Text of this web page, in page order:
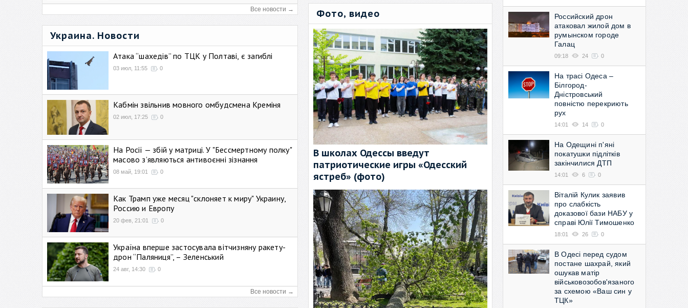
Все новости →
Украина. Новости
Атака “шахедів” по ТЦК у Полтаві, є загиблі
03 июл, 11:55 0
Кабмін звільнив мовного омбудсмена Креміня
02 июл, 17:25 0
На Росії — збій у матриці. У "Бессмертному полку"
масово зʼявляються антивоєнні зізнання
08 май, 19:01 0
Как Трамп уже месяц "склоняет к миру" Украину,
Россию и Европу
20 фев, 21:01 0
Україна вперше застосувала вітчизняну ракету-
дрон “Паляниця”, – Зеленський
24 авг, 14:30 0
Все новости →
Фото, видео
В школах Одессы введут
патриотические игры «Одесский
ястреб» (фото)
Российский дрон
атаковал жилой дом в
румынском городе
Галац
09:18 24 0
На трасі Одеса –
Білгород-
Дністровський
повністю перекриють
рух
14:01 14 0
На Одещині п'яні
покатушки підлітків
закінчилися ДТП
14:01 6 0
Віталій Кулик заявив
про слабкість
доказової бази НАБУ у
справі Юлії Тимошенко
18:01 26 0
В Одесі перед судом
постане шахрай, який
ошукав матір
військовозобов'язаного
за схемою «Ваш син у
ТЦК»